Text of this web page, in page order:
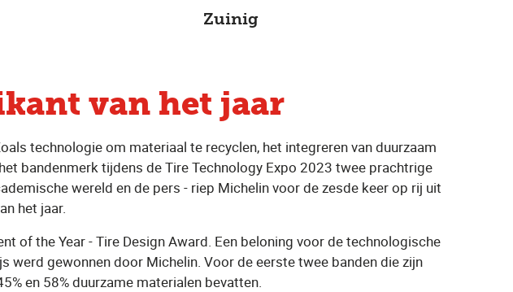
Zuinig
van het jaar
technologie om materiaal te recyclen, het integreren van duurzaam
bandenmerk tijdens de Tire Technology Expo 2023 twee prachtrige
wereld en de pers - riep Michelin voor de zesde keer op rij uit
het jaar.
of the Year - Tire Design Award. Een beloning voor de technologische
gewonnen door Michelin. Voor de eerste twee banden die zijn
en 58% duurzame materialen bevatten.